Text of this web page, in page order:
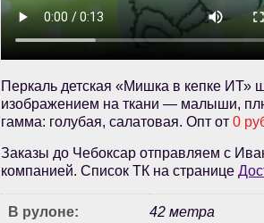
Перкаль детская «Мишка в кепке ИТ»
изображением на ткани — малыши,
гамма: голубая, салатовая. Опт от0
Заказы до Чебоксар отправляем с
компанией. Список ТК на странице
В рулоне: 42 метра